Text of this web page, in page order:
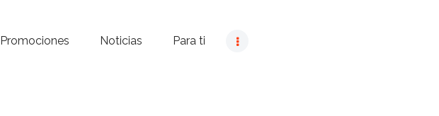
Promociones Noticias Para ti